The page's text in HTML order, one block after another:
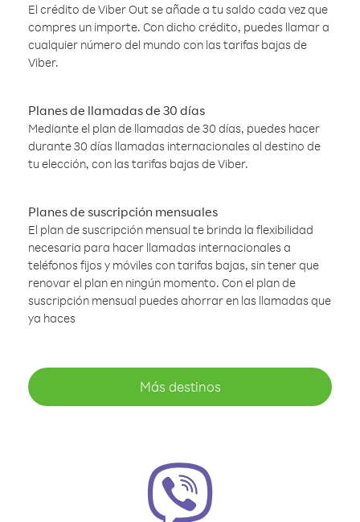
El crédito de Viber Out se añade a tu saldo cada vez que
compres un importe. Con dicho crédito, puedes llamar a
cualquier número del mundo con las tarifas bajas de
Viber.
Planes de llamadas de 30 días
Mediante el plan de llamadas de 30 días, puedes hacer
durante 30 días llamadas internacionales al destino de
tu elección, con las tarifas bajas de Viber.
Planes de suscripción mensuales
El plan de suscripción mensual te brinda la flexibilidad
necesaria para hacer llamadas internacionales a
teléfonos fijos y móviles con tarifas bajas, sin tener que
renovar el plan en ningún momento. Con el plan de
suscripción mensual puedes ahorrar en las llamadas que
ya haces
Más destinos